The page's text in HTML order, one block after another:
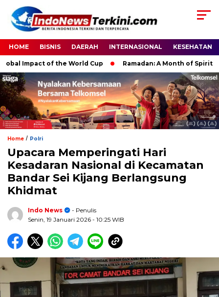
HOME BISNIS DAERAH INTERNASIONAL KESEHATAN
Impact of the World Cup Ramadan: A Month of Spiritual
Home / Polri
Upacara Memperingati Hari
Kesadaran Nasional di Kecamatan
Bandar Sei Kijang Berlangsung
Khidmat
Indo News
- Penulis
Senin, 19 Januari 2026 - 10:25 WIB